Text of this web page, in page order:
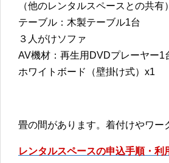
（他のレンタルスペースとの共有）
テーブル：木製テーブル1台
３人がけソファ
AV機材：再生用DVDプレーヤー
ホワイトボード（壁掛け式）x1
畳の間があります。着付けやワー
レンタルスペースの申込手順・利